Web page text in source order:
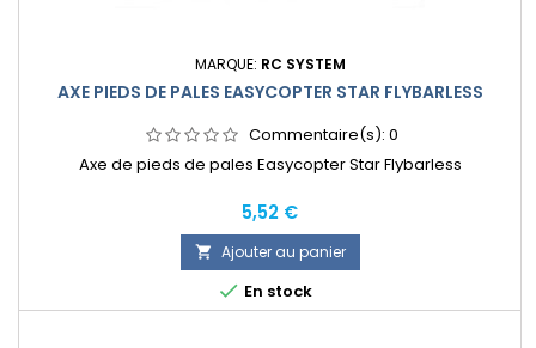
MARQUE: RC SYSTEM
AXE PIEDS DE PALES EASYCOPTER STAR FLYBARLESS
Commentaire(s): 0
Axe de pieds de pales Easycopter Star Flybarless
Prix
5,52 €
 Ajouter au panier
 En stock